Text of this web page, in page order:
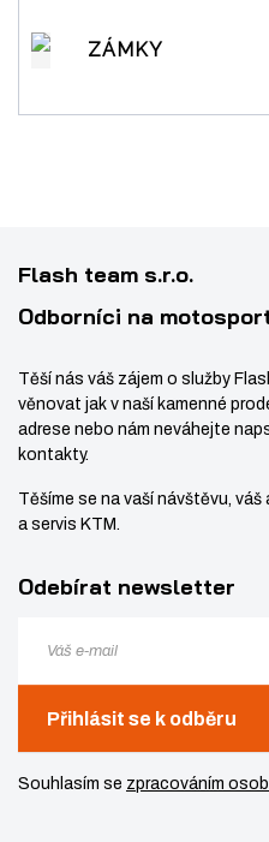
ZÁMKY
Flash team s.r.o.
Odborníci na
Těší nás váš zájem o služby
věnovat jak v naší kamenné
adrese nebo nám neváhejte
kontakty.
Těšíme se na vaší návštěvu,
a servis KTM.
Odebírat newsletter
Přihlásit se k odběru
Souhlasím se zpracováním